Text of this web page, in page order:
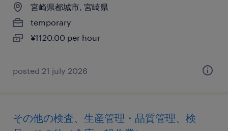
宮崎県都城市, 宮崎県
temporary
¥1120.00 per hour
posted 21 july 2026
その他の検査、生産管理・品質管理、検